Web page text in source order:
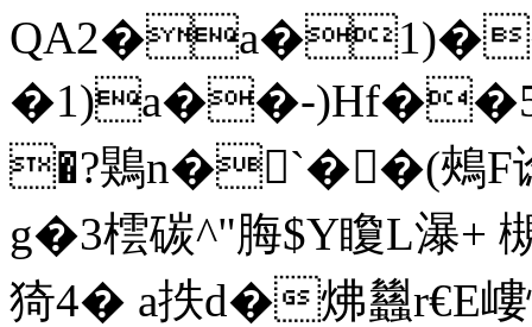
�1)a��-
�?鶪n�`��(鵊F谂
g�3橒碳^"脢$Y矎L瀑+
猗4� a抶d�炥蠿r€E嶁